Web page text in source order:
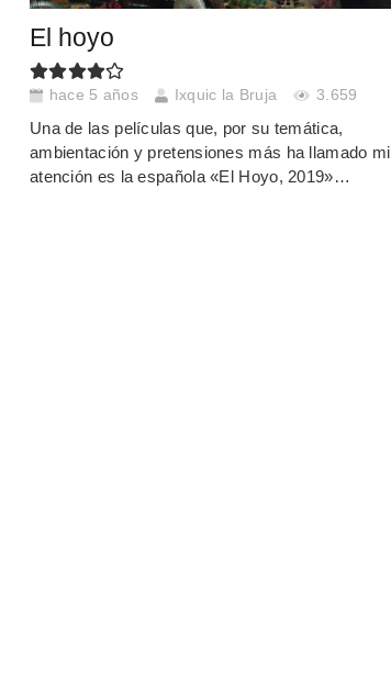
El hoyo
hace 5 años Ixquic la Bruja 3.659
Una de las películas que, por su temática,
ambientación y pretensiones más ha llamado mi
atención es la española «El Hoyo, 2019»…